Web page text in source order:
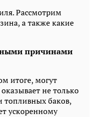
Рассмотрим
а также какие
причинами
итоге, могут
не только
топливных баков,
ускоренному